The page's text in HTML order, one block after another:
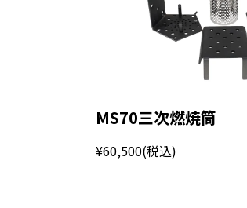
MS70三次燃焼筒
¥60,500(税込)